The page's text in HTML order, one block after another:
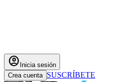
account_circle Inicia sesión
Crea cuenta SUSCRÍBETE